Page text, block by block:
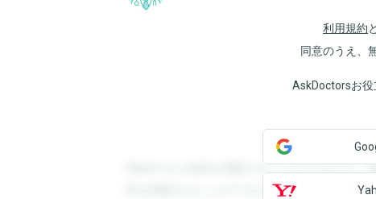
利用規約と
同意のうえ、
AskDoctorsお
登録すると回答を閲覧することができます
答を閲覧することができます。登録すると